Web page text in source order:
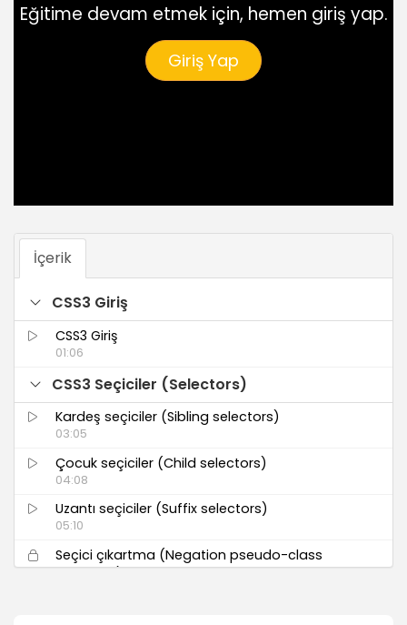
Eğitime devam etmek için, hemen giriş yap.
Giriş Yap
İçerik
CSS3 Giriş
CSS3 Giriş
01:06
CSS3 Seçiciler (Selectors)
Kardeş seçiciler (Sibling selectors)
03:05
Çocuk seçiciler (Child selectors)
04:08
Uzantı seçiciler (Suffix selectors)
05:10
Seçici çıkartma (Negation pseudo-class
selectors)